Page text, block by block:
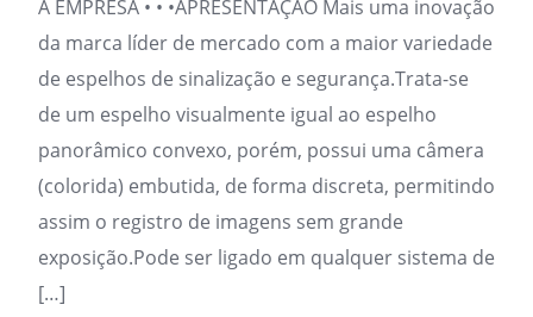
A EMPRESA • • •APRESENTAÇÃO Mais uma inovação
da marca líder de mercado com a maior variedade
de espelhos de sinalização e segurança.Trata-se
de um espelho visualmente igual ao espelho
panorâmico convexo, porém, possui uma câmera
(colorida) embutida, de forma discreta, permitindo
assim o registro de imagens sem grande
exposição.Pode ser ligado em qualquer sistema de
[…]